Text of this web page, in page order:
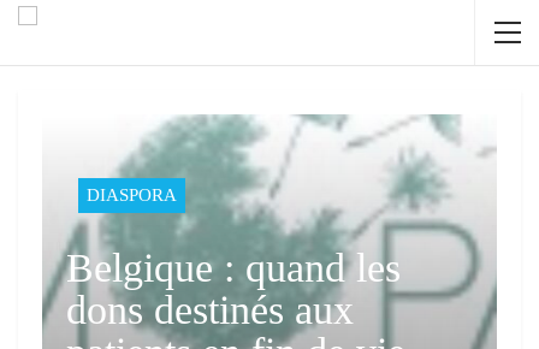
DIASPORA
Belgique : quand les
dons destinés aux